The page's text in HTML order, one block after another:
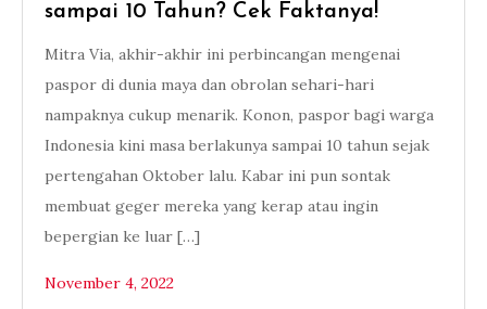
sampai 10 Tahun? Cek Faktanya!
Mitra Via, akhir-akhir ini perbincangan mengenai
paspor di dunia maya dan obrolan sehari-hari
nampaknya cukup menarik. Konon, paspor bagi warga
Indonesia kini masa berlakunya sampai 10 tahun sejak
pertengahan Oktober lalu. Kabar ini pun sontak
membuat geger mereka yang kerap atau ingin
bepergian ke luar […]
November 4, 2022